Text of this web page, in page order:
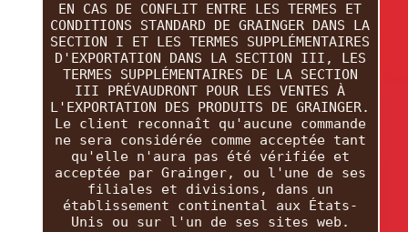
EN CAS DE CONFLIT ENTRE LES TERMES ET
CONDITIONS STANDARD DE GRAINGER DANS LA
SECTION I ET LES TERMES SUPPLÉMENTAIRES
D'EXPORTATION DANS LA SECTION III, LES
TERMES SUPPLÉMENTAIRES DE LA SECTION
III PRÉVAUDRONT POUR LES VENTES À
L'EXPORTATION DES PRODUITS DE GRAINGER.
Le client reconnaît qu'aucune commande
ne sera considérée comme acceptée tant
qu'elle n'aura pas été vérifiée et
acceptée par Grainger, ou l'une de ses
filiales et divisions, dans un
établissement continental aux États-
Unis ou sur l'un de ses sites web.